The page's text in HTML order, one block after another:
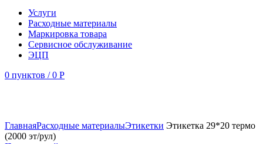
Услуги
Расходные материалы
Маркировка товара
Сервисное обслуживание
ЭЦП
0 пунктов / 0 Р
ГлавнаяРасходные материалыЭтикетки Этикетка 29*20 термо
(2000 эт/рул)